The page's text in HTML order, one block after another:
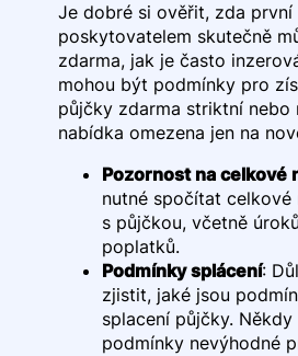
Je dobré si ověřit, zda první
poskytovatelem skutečně
zdarma, jak je často
mohou být podmínky pro
půjčky zdarma striktní nebo
nabídka omezena jen na
Pozornost na celkové
nutné spočítat celkové
s půjčkou, včetně
poplatků.
Podmínky splácení:
zjistit, jaké jsou
splacení půjčky.
podmínky nevýhodné